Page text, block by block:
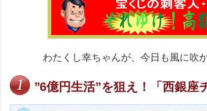
わたくし幸ちゃんが、今日も風に吹
”6億円生活”を狙え！「西銀座